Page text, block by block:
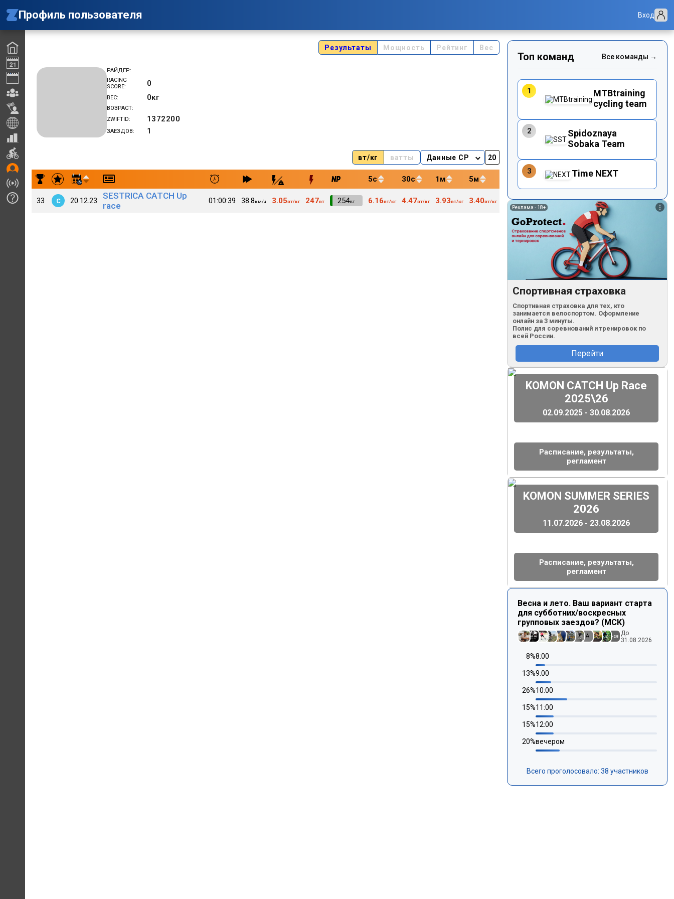
Профиль пользователя Вход
Результаты Мощность Рейтинг Вес
РАЙДЕР
RACING
SCORE
0
ВЕС 0кг
ВОЗРАСТ
ZWIFTID
1372200
ЗАЕЗДОВ 1
вт/кг ватты Данные CP
Результаты заездов marcello agostini
5с 30с 1м 5м 20м 40м
33 C 20.12.23
SESTRICA CATCH Up
race
01:00:39 38.8км/ч 3.05вт/кг 247вт VI254вт 6.16вт/кг 4.47вт/кг 3.93вт/кг 3.40вт/кг 3.29вт/кг 3.19вт/кг 3.14вт/кг 162уд/м 81кг
Топ команд Все команды →
1
MTBtraining
cycling team
2
Spidoznaya
Sobaka Team
3 Time NEXT
Реклама · 18+
Спортивная страховка
Спортивная страховка для тех, кто
занимается велоспортом. Оформление
онлайн за 3 минуты.
Полис для соревнований и тренировок по
всей России.
Перейти
(
KOMON CATCH Up Race
2025\26
02.09.2025 - 30.08.2026
Расписание, результаты,
регламент
)
(
KOMON SUMMER SERIES
2026
11.07.2026 - 23.08.2026
Расписание, результаты,
регламент
)
Весна и лето. Ваш вариант старта
для субботних/воскресных
групповых заездов? (МСК)
A +28
До
31.08.2026
8%8:00
13%9:00
26%10:00
15%11:00
15%12:00
20%вечером
Всего проголосовало: 38 участников